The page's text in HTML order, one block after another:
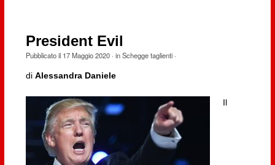
President Evil
Pubblicato il 17 Maggio 2020· inSchegge taglienti·
di Alessandra Daniele
Il